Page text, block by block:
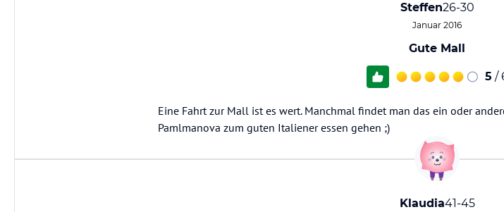
Steffen26-30
Januar 2016
Gute Mall
5 /
Eine Fahrt zur Mall ist es wert. Manchmal findet man das ein oder
Pamlmanova zum guten Italiener essen gehen ;)
Klaudia41-45